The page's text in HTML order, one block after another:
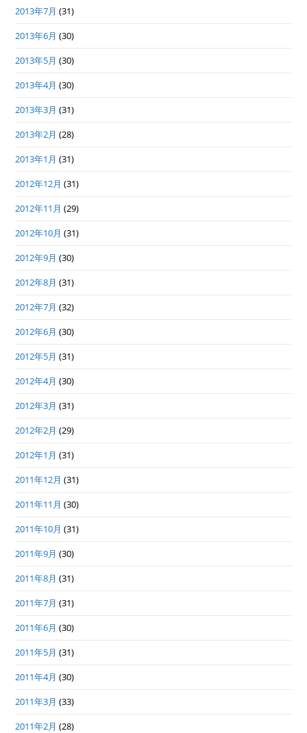
2013年7月 (31)
2013年6月 (30)
2013年5月 (30)
2013年4月 (30)
2013年3月 (31)
2013年2月 (28)
2013年1月 (31)
2012年12月 (31)
2012年11月 (29)
2012年10月 (31)
2012年9月 (30)
2012年8月 (31)
2012年7月 (32)
2012年6月 (30)
2012年5月 (31)
2012年4月 (30)
2012年3月 (31)
2012年2月 (29)
2012年1月 (31)
2011年12月 (31)
2011年11月 (30)
2011年10月 (31)
2011年9月 (30)
2011年8月 (31)
2011年7月 (31)
2011年6月 (30)
2011年5月 (31)
2011年4月 (30)
2011年3月 (33)
2011年2月 (28)